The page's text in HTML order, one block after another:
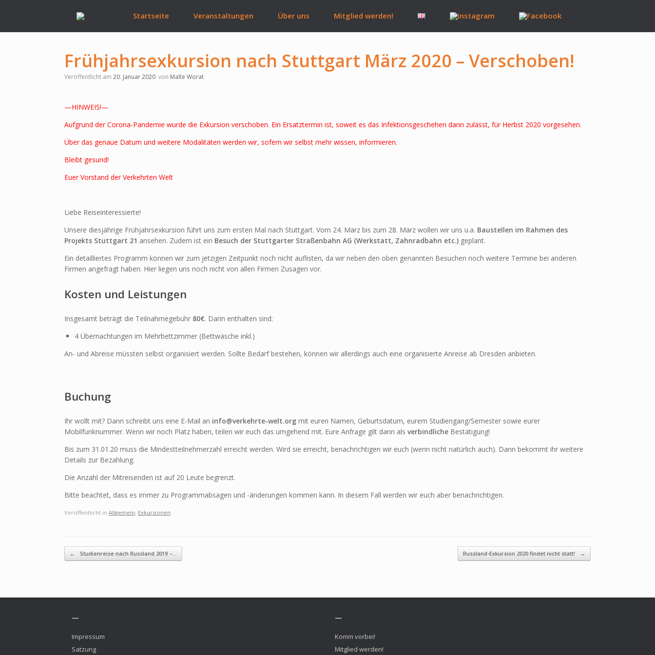
Startseite Veranstaltungen Über uns Mitglied werden!
Frühjahrsexkursion nach Stuttgart März 2020 – Verschoben!
Veröffentlicht am 20. Januar 2020 von Malte Worat
—HINWEIS!—
Aufgrund der Corona-Pandemie wurde die Exkursion verschoben. Ein Ersatztermin ist, soweit es das Infektionsgeschehen dann zulässt, für Herbst 2020 vorgesehen.
Über das genaue Datum und weitere Modalitäten werden wir, sofern wir selbst mehr wissen, informieren.
Bleibt gesund!
Euer Vorstand der Verkehrten Welt
Liebe Reiseinteressierte!
Unsere diesjährige Frühjahrsexkursion führt uns zum ersten Mal nach Stuttgart. Vom 24. März bis zum 28. März wollen wir uns u.a. Baustellen im Rahmen des
Projekts Stuttgart 21 ansehen. Zudem ist ein Besuch der Stuttgarter Straßenbahn AG (Werkstatt, Zahnradbahn etc.) geplant.
Ein detailliertes Programm können wir zum jetzigen Zeitpunkt noch nicht auflisten, da wir neben den oben genannten Besuchen noch weitere Termine bei anderen
Firmen angefragt haben. Hier liegen uns noch nicht von allen Firmen Zusagen vor.
Kosten und Leistungen
Insgesamt beträgt die Teilnahmegebühr 80€. Darin enthalten sind:
4 Übernachtungen im Mehrbettzimmer (Bettwäsche inkl.)
An- und Abreise müssten selbst organisiert werden. Sollte Bedarf bestehen, können wir allerdings auch eine organisierte Anreise ab Dresden anbieten.
Buchung
Ihr wollt mit? Dann schreibt uns eine E-Mail an info@verkehrte-welt.org mit euren Namen, Geburtsdatum, eurem Studiengang/Semester sowie eurer
Mobilfunknummer. Wenn wir noch Platz haben, teilen wir euch das umgehend mit. Eure Anfrage gilt dann als verbindliche Bestätigung!
Bis zum 31.01.20 muss die Mindestteilnehmerzahl erreicht werden. Wird sie erreicht, benachrichtigen wir euch (wenn nicht natürlich auch). Dann bekommt ihr weitere
Details zur Bezahlung.
Die Anzahl der Mitreisenden ist auf 20 Leute begrenzt.
Bitte beachtet, dass es immer zu Programmabsagen und -änderungen kommen kann. In diesem Fall werden wir euch aber benachrichtigen.
Veröffentlicht in Allgemein, Exkursionen
Beitragsnavigation
← Studienreise nach Russland 2019 –… Russland-Exkursion 2020 findet nicht statt! →
—
Impressum
Satzung
—
Komm vorbei!
Mitglied werden!